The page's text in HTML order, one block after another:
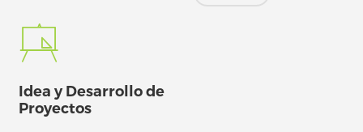
Idea y Desarrollo de
Proyectos